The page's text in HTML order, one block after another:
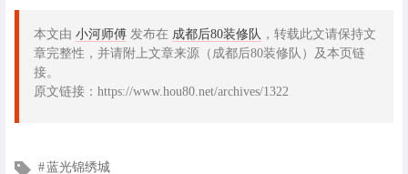
本文由 小河师傅 发布在 成都后80装修队 ，转载此文请保持文
章完整性，并请附上文章来源（成都后80装修队）及本页链
接。
原文链接：https://www.hou80.net/archives/1322
文蓝光锦绣城